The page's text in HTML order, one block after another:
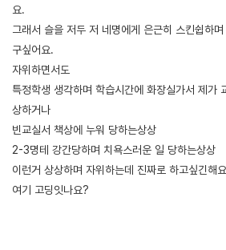
요.
그래서 슬을 저두 저 네명에게 은근히 스킨쉽하
구싶어요.
자위하면서도
특정학생 생각하며 학습시간에 화장실가서 제가
상하거나
빈교실서 책상에 누워 당하는상상
2-3명테 강간당하며 치욕스러운 일 당하는상상
이런거 상상하며 자위하는데 진짜로 하고싶긴해
여기 고딩잇나요?